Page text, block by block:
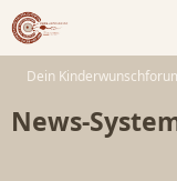
Dein
News-